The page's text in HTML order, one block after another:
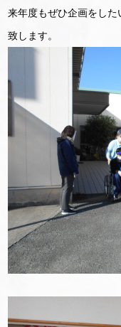
来年度もぜひ企画をし
致します。